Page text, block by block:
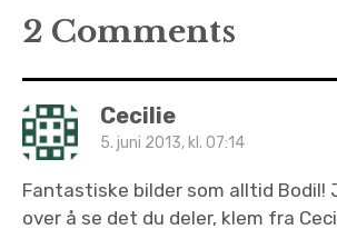
2 Comments
Cecilie
5. juni 2013, kl. 07:14
Fantastiske bilder som alltid Bodil!
over å se det du deler, klem fra